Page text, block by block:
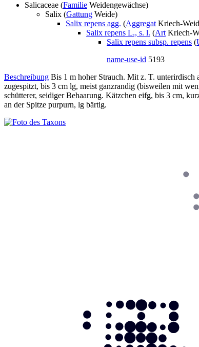
Salicaceae (Familie Weidengewächse)
Salix (Gattung Weide)
Salix repens agg. (AggregatKriech-
Salix repens L., s. l. (ArtKriech-
Salix repens subsp. repens (
name-use-id 5193
Beschreibung Bis 1 m hoher Strauch. Mit z. T. unterirdisch
zugespitzt, bis 3 cm lg, meist ganzrandig (bisweilen mit
schütterer, seidiger Behaarung. Kätzchen eifg, bis 3 cm,
an der Spitze purpurn, lg bärtig.